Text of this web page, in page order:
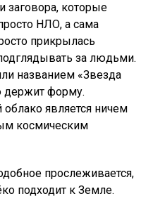
заговора, которые
НЛО, а сама
прикрылась
за людьми.
названием «Звезда
держит форму.
является ничем
космическим
прослеживается,
подходит к Земле.